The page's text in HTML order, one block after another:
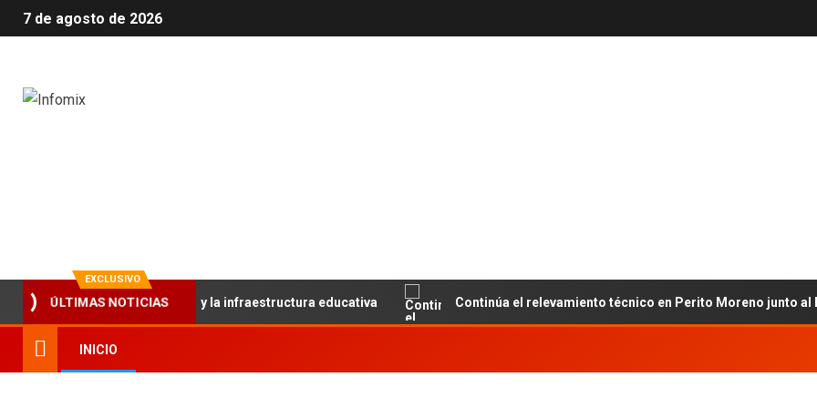
7 de agosto de 2026
EXCLUSIVO
ÚLTIMAS NOTICIAS
el trabajo articulado y la infraestructura educativa Continúa el relevamiento técnico en Perito Moreno junto al INET y
INICIO